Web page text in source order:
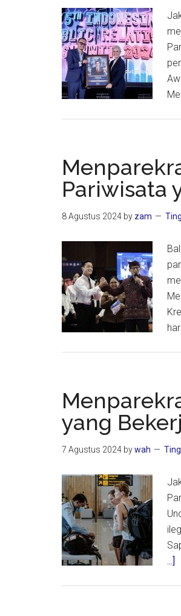
Pariwisata
8 Agustus 2024 by zam
yang
7 Agustus 2024 bywah
...]